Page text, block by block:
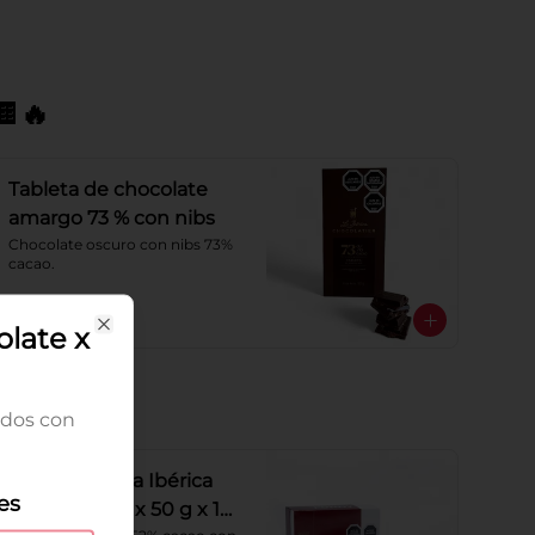
Tableta de chocolate
amargo 73 % con nibs
Chocolate oscuro con nibs 73%
cacao.
$5.500
Barra fondy La Ibérica
sin azúcar sp x 50 g x 10
x
con